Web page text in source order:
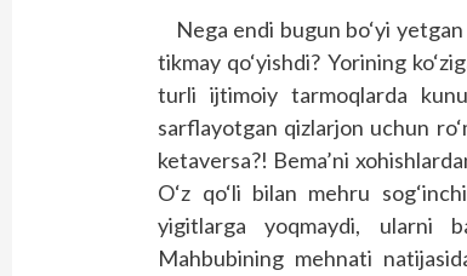
Nega endi bugun bo‘yi
tikmay qo‘yishdi? Yorining
turli ijtimoiy tarmoqlarda
sarflayotgan qizlarjon uchun
ketaversa?! Bema’ni
O‘z qo‘li bilan mehru
yigitlarga yoqmaydi, ularni
Mahbubining mehnati